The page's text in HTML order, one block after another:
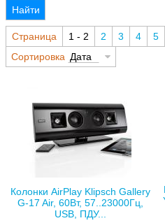
Найти
Страница 1 - 2 2 3 4 5
Сортировка Дата
Колонки AirPlay Klipsch Gallery
G-17 Air, 60Вт, 57..23000Гц,
USB, ПДУ...